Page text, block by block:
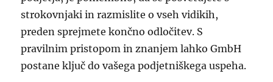
strokovnjaki in razmislite o vseh vidikih,
preden sprejmete končno odločitev. S
pravilnim pristopom in znanjem lahko GmbH
postane ključ do vašega podjetniškega uspeha.